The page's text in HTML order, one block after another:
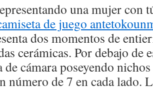
una mujer con
de juego
dos momentos de
cerámicas. Por debajo de
cámara poseyendo
número de 7 en cada lado.